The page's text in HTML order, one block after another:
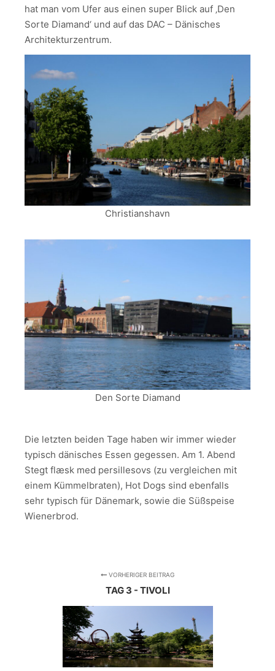
hat man vom Ufer aus einen super Blick auf ‚Den
Sorte Diamand‘ und auf das DAC – Dänisches
Architekturzentrum.
Christianshavn
Den Sorte Diamand
Die letzten beiden Tage haben wir immer wieder
typisch dänisches Essen gegessen. Am 1. Abend
Stegt flæsk med persillesovs (zu vergleichen mit
einem Kümmelbraten), Hot Dogs sind ebenfalls
sehr typisch für Dänemark, sowie die Süßspeise
Wienerbrod.
VORHERIGER BEITRAG
TAG 3 - TIVOLI